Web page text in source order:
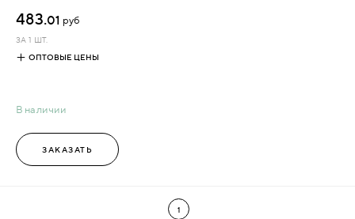
В наличии
483.01 руб
ЗА 1 ШТ.
ОПТОВЫЕ ЦЕНЫ
ЗАКАЗАТЬ
1